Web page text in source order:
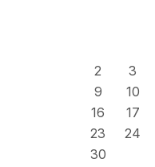
2
3
9
10
16
17
23
24
30